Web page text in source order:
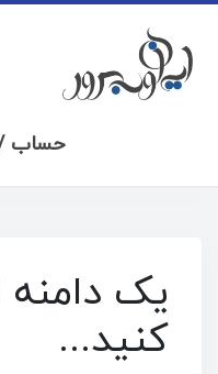
حساب
یک دامنه
کنید...